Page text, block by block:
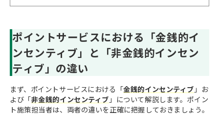
ポイントサービスにおける「金銭的イ
ンセンティブ」と「非金銭的インセン
ティブ」の違い
まず、ポイントサービスにおける「金銭的インセンティブ 」お
よび「非金銭的インセンティブ 」について解説します。ポイン
ト施策担当者は、両者の違いを正確に把握しておきましょう。